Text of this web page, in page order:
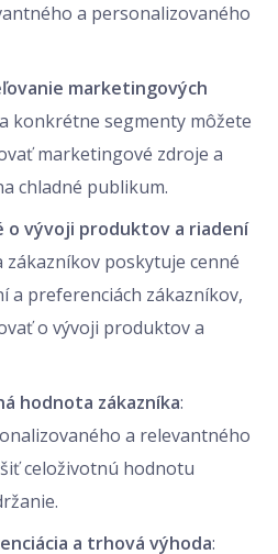
a personalizovaného
marketingových
konkrétne segmenty môžete
marketingové zdroje a
chladné publikum.
o vývoji produktov a riadení
zákazníkov poskytuje cenné
a preferenciách zákazníkov,
o vývoji produktov a
hodnota zákazníka:
a relevantného
celoživotnú hodnotu
a trhová výhoda: